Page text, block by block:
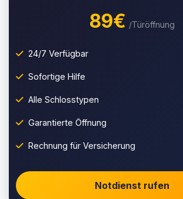
89€ /Türöffnung
24/7 Verfügbar
Sofortige Hilfe
Alle Schlosstypen
Garantierte Öffnung
Rechnung für Versicherung
Notdienst rufen